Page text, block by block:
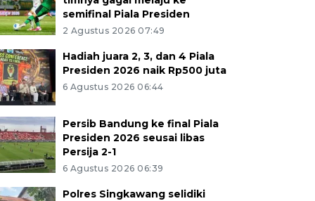
semifinal Piala Presiden
2 Agustus 2026 07:49
Hadiah juara 2, 3, dan 4 Piala
Presiden 2026 naik Rp500 juta
6 Agustus 2026 06:44
Persib Bandung ke final Piala
Presiden 2026 seusai libas
Persija 2-1
6 Agustus 2026 06:39
Polres Singkawang selidiki